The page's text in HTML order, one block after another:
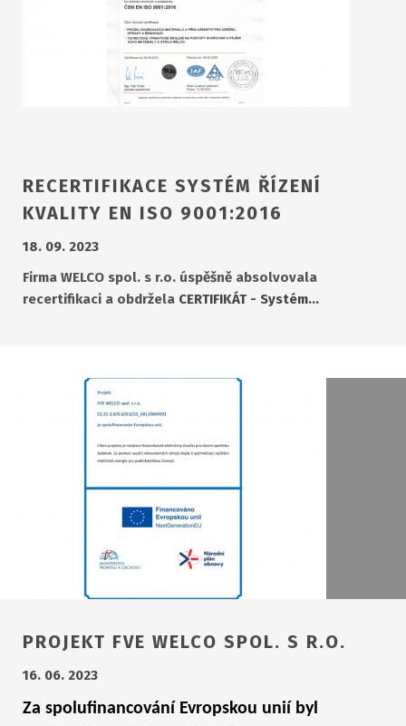
RECERTIFIKACE SYSTÉM ŘÍZENÍ
KVALITY EN ISO 9001:2016
18. 09. 2023
Firma WELCO spol. s r.o. úspěšně absolvovala
recertifikaci a obdržela CERTIFIKÁT - Systém…
PROJEKT FVE WELCO SPOL. S R.O.
16. 06. 2023
Za spolufinancování Evropskou unií byl